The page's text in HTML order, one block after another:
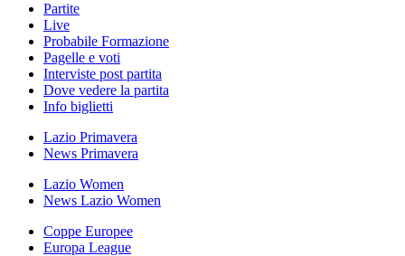
Partite
Live
Probabile Formazione
Pagelle e voti
Interviste post partita
Dove vedere la partita
Info biglietti
Lazio Primavera
News Primavera
Lazio Women
News Lazio Women
Coppe Europee
Europa League